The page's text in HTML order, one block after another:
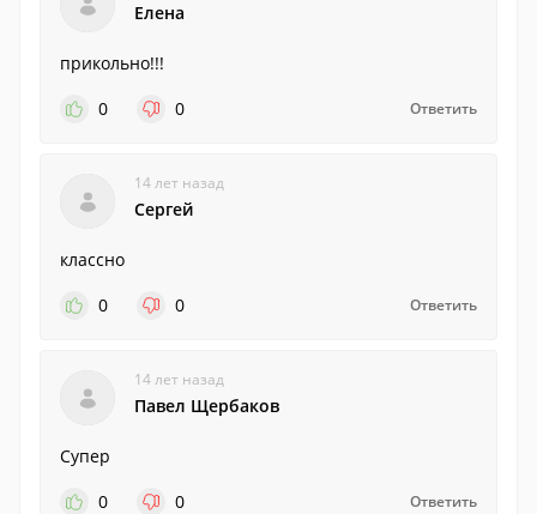
Елена
прикольно!!!
0
0 Ответить
14 лет назад
Сергей
классно
0
0 Ответить
14 лет назад
Павел Щербаков
Супер
0
0 Ответить